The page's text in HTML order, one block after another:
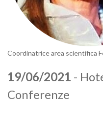
Coordinatrice area scientifica
19/06/2021 -
Conferenze